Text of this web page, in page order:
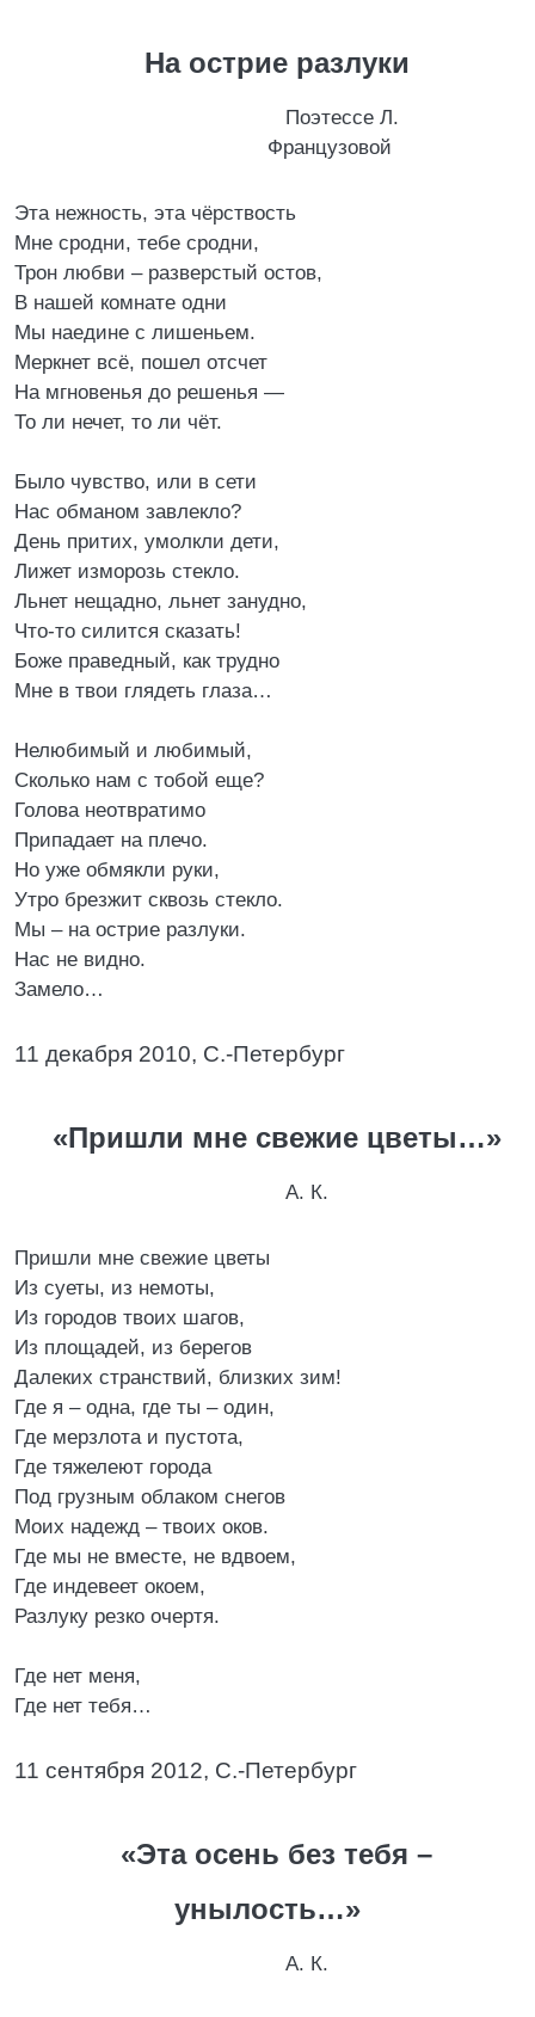
На острие разлуки
Поэтессе Л.
Французовой
Эта нежность, эта чёрствость
Мне сродни, тебе сродни,
Трон любви – разверстый остов,
В нашей комнате одни
Мы наедине с лишеньем.
Меркнет всё, пошел отсчет
На мгновенья до решенья —
То ли нечет, то ли чёт.
Было чувство, или в сети
Нас обманом завлекло?
День притих, умолкли дети,
Лижет изморозь стекло.
Льнет нещадно, льнет занудно,
Что-то силится сказать!
Боже праведный, как трудно
Мне в твои глядеть глаза…
Нелюбимый и любимый,
Сколько нам с тобой еще?
Голова неотвратимо
Припадает на плечо.
Но уже обмякли руки,
Утро брезжит сквозь стекло.
Мы – на острие разлуки.
Нас не видно.
Замело…
11 декабря 2010, С.-Петербург
«Пришли мне свежие цветы…»
А. К.
Пришли мне свежие цветы
Из суеты, из немоты,
Из городов твоих шагов,
Из площадей, из берегов
Далеких странствий, близких зим!
Где я – одна, где ты – один,
Где мерзлота и пустота,
Где тяжелеют города
Под грузным облаком снегов
Моих надежд – твоих оков.
Где мы не вместе, не вдвоем,
Где индевеет окоем,
Разлуку резко очертя.
Где нет меня,
Где нет тебя…
11 сентября 2012, С.-Петербург
«Эта осень без тебя –
унылость…»
А. К.